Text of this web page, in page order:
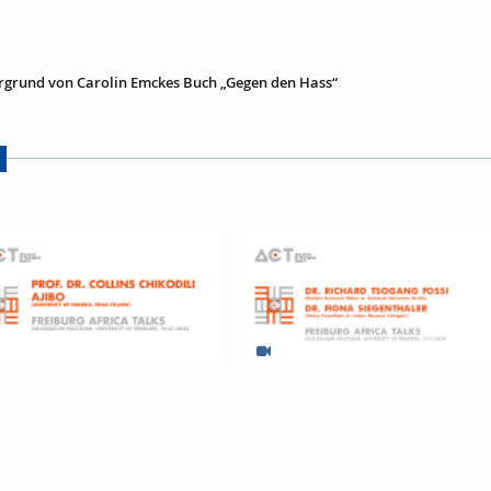
von Carolin Emckes Buch „Gegen den Hass“